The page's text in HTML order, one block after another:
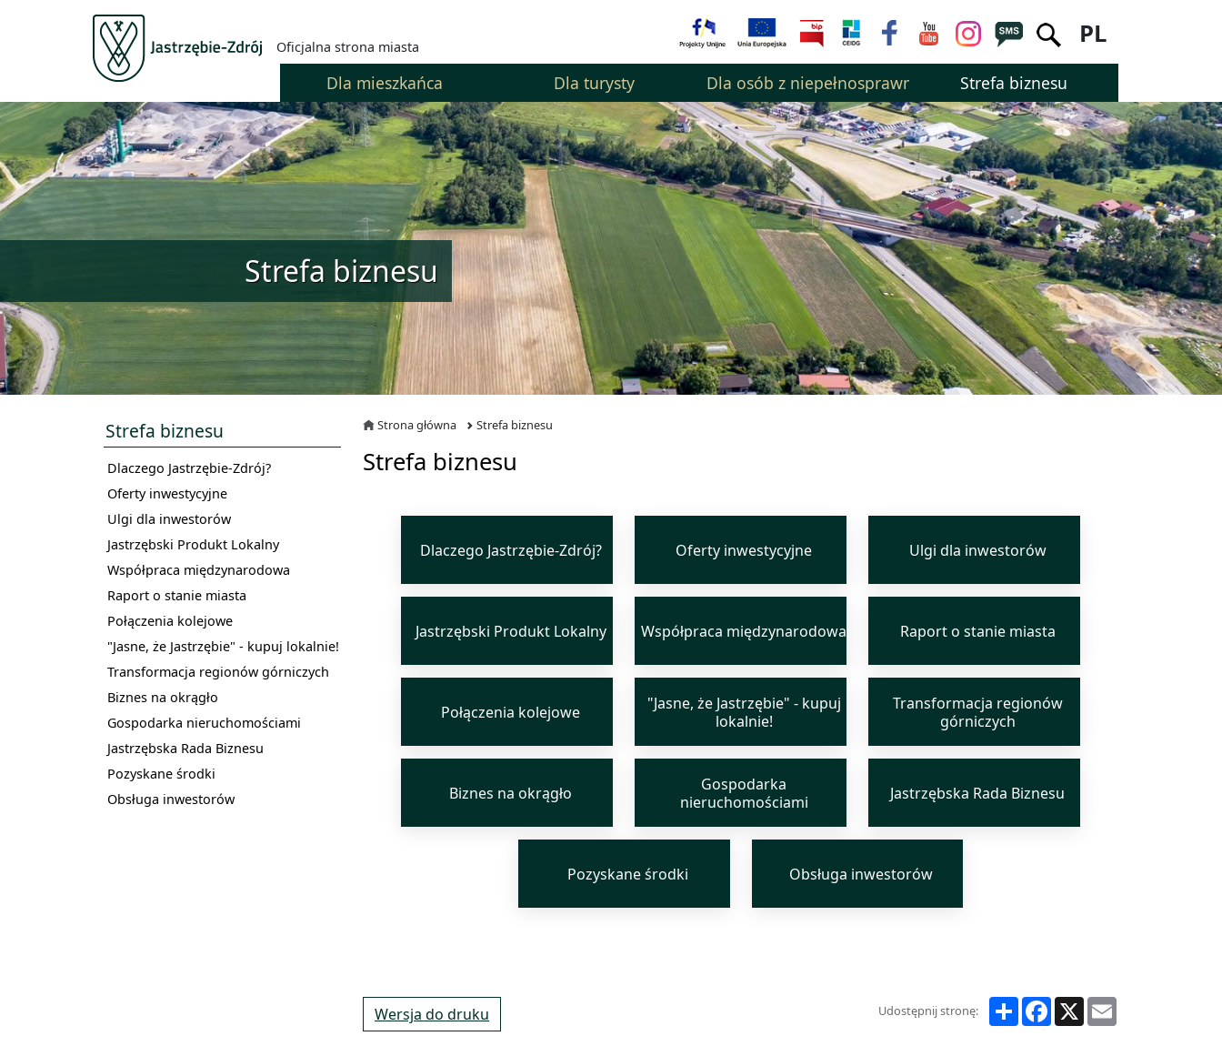
Oficjalna strona miasta PL
Dla mieszkańca Dla turysty Dla osób z niepełnosprawnością Strefa biznesu
Strefa biznesu
Strefa biznesu
Dlaczego Jastrzębie-Zdrój?
Oferty inwestycyjne
Ulgi dla inwestorów
Jastrzębski Produkt Lokalny
Współpraca międzynarodowa
Raport o stanie miasta
Połączenia kolejowe
"Jasne, że Jastrzębie" - kupuj lokalnie!
Transformacja regionów górniczych
Biznes na okrągło
Gospodarka nieruchomościami
Jastrzębska Rada Biznesu
Pozyskane środki
Obsługa inwestorów
Strona główna Strefa biznesu
Strefa biznesu
Dlaczego Jastrzębie-Zdrój? Oferty inwestycyjne Ulgi dla inwestorów
Jastrzębski Produkt Lokalny Współpraca międzynarodowa Raport o stanie miasta
Połączenia kolejowe
"Jasne, że Jastrzębie" - kupuj
lokalnie!
Transformacja regionów
górniczych
Biznes na okrągło
Gospodarka
nieruchomościami
Jastrzębska Rada Biznesu
Pozyskane środki Obsługa inwestorów
Wersja do druku Udostępnij stronę: ShareFacebook
X